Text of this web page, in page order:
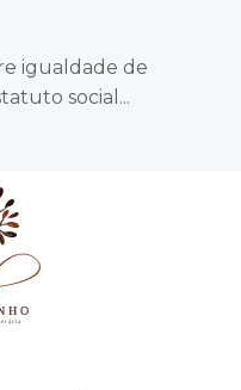
igualdade de
social...
I N H O
a f u n e r á r i a